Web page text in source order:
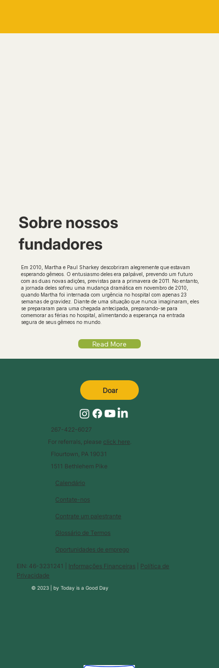
Sobre nossos
fundadores
Em 2010, Martha e Paul Sharkey descobriram alegremente que estavam
esperando gêmeos. O entusiasmo deles era palpável, prevendo um futuro
com as duas novas adições, previstas para a primavera de 2011. No entanto,
a jornada deles sofreu uma mudança dramática em novembro de 2010,
quando Martha foi internada com urgência no hospital com apenas 23
semanas de gravidez. Diante de uma situação que nunca imaginaram, eles
se prepararam para uma chegada antecipada, preparando-se para
comemorar as férias no hospital, alimentando a esperança na entrada
segura de seus gêmeos no mundo.
Read More
Calendário
Glossário de Termos
Contate-nos
Contrate um palestrante
Oportunidades de emprego
EIN: 46-3231241 | Informações Financeiras
Política de
Privacidade
© 2023 |byToday is a Good Day
267-422-6027
For referrals, please click here.
Flourtown, PA 19031
1511 Bethlehem Pike
Doar